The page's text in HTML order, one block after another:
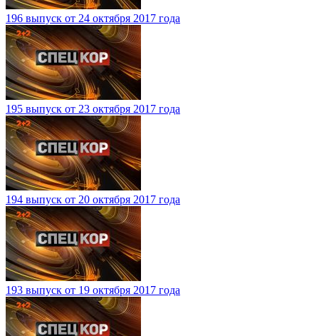
196 выпуск от 24 октября 2017 года
195 выпуск от 23 октября 2017 года
194 выпуск от 20 октября 2017 года
193 выпуск от 19 октября 2017 года